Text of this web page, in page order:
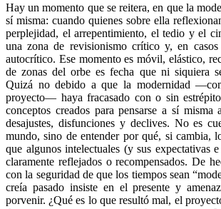
Hay un momento que se reitera, en que la
sí misma: cuando quienes sobre ella
perplejidad, el arrepentimiento, el tedio y el
una zona de revisionismo crítico y, en casos
autocrítico. Ese momento es móvil, elástico,
de zonas del orbe es fecha que ni siquiera
Quizá no debido a que la modernidad
proyecto— haya fracasado con o sin
conceptos creados para pensarse a sí misma
desajustes, disfunciones y declives. No es
mundo, sino de entender por qué, si cambia,
que algunos intelectuales (y sus expectativas
claramente reflejados o recompensados. De
con la seguridad de que los tiempos sean
creía pasado insiste en el presente y
porvenir. ¿Qué es lo que resultó mal, el